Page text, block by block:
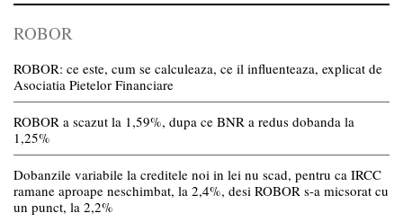
ROBOR
ROBOR: ce este, cum se calculeaza, ce il influenteaza, explicat de
Asociatia Pietelor Financiare
ROBOR a scazut la 1,59%, dupa ce BNR a redus dobanda la
1,25%
Dobanzile variabile la creditele noi in lei nu scad, pentru ca IRCC
ramane aproape neschimbat, la 2,4%, desi ROBOR s-a micsorat cu
un punct, la 2,2%